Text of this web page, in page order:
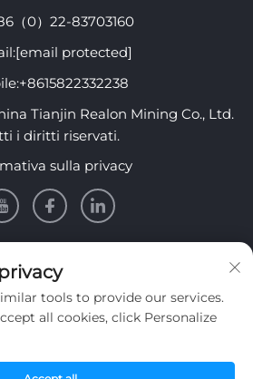
（0）22-83703160
[email protected]
+8615822332238
Tianjin Realon Mining Co., Ltd.
i diritti riservati.
sulla privacy
la nostra newsletter settimanale
tools to provide our services.
all cookies, click Personalize